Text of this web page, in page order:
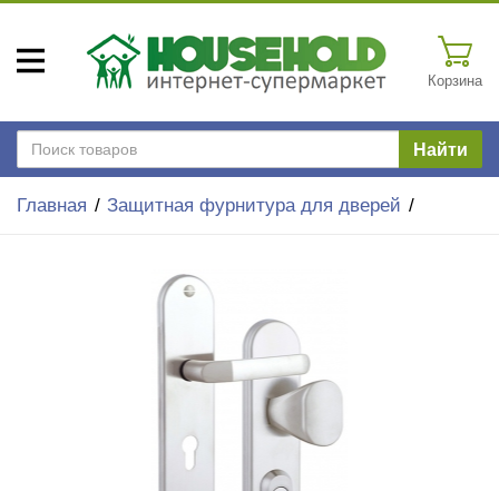
Корзина
Найти
Главная Защитная фурнитура для дверей